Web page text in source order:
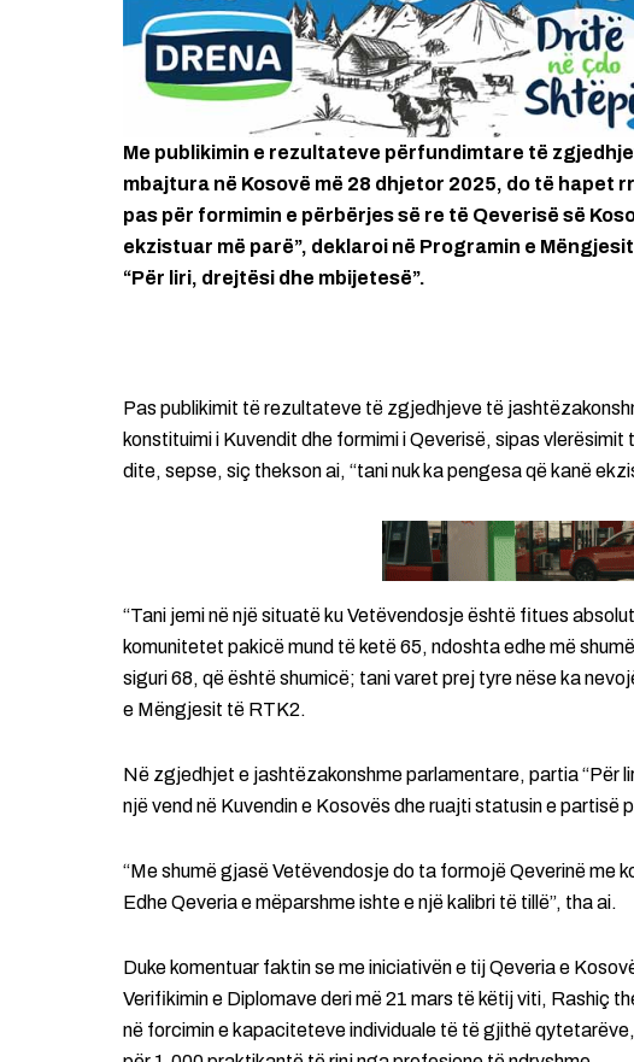
Me publikimin e rezultateve përfundimtare të
mbajtura në Kosovë më 28 dhjetor 2025, do të hapet
pas për formimin e përbërjes së re të Qeverisë së
ekzistuar më parë”, deklaroi në Programin e
“Për liri, drejtësi dhe mbijetesë”.
Pas publikimit të rezultateve të zgjedhjeve të
konstituimi i Kuvendit dhe formimi i Qeverisë, sipas
dite, sepse, siç thekson ai, “tani nuk ka pengesa që kanë
“Tani jemi në një situatë ku Vetëvendosje është fitues
komunitetet pakicë mund të ketë 65, ndoshta edhe më
siguri 68, që është shumicë; tani varet prej tyre nëse ka
e Mëngjesit të RTK2.
Në zgjedhjet e jashtëzakonshme parlamentare, partia “Për
një vend në Kuvendin e Kosovës dhe ruajti statusin e partisë
“Me shumë gjasë Vetëvendosje do ta formojë Qeverinë me
Edhe Qeveria e mëparshme ishte e një kalibri të tillë”, tha ai.
Duke komentuar faktin se me iniciativën e tij Qeveria e
Verifikimin e Diplomave deri më 21 mars të këtij viti, Rashiç
në forcimin e kapaciteteve individuale të të gjithë